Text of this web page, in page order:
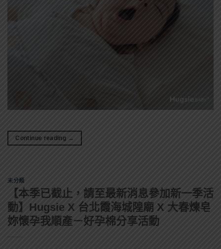
Continue reading →
未分類
【本季已截止，請至最新消息參加新一季活
動】Hugsie X 台北霞海城隍廟 X 大春煉皂
妳懷孕我順產－好孕棉分享活動